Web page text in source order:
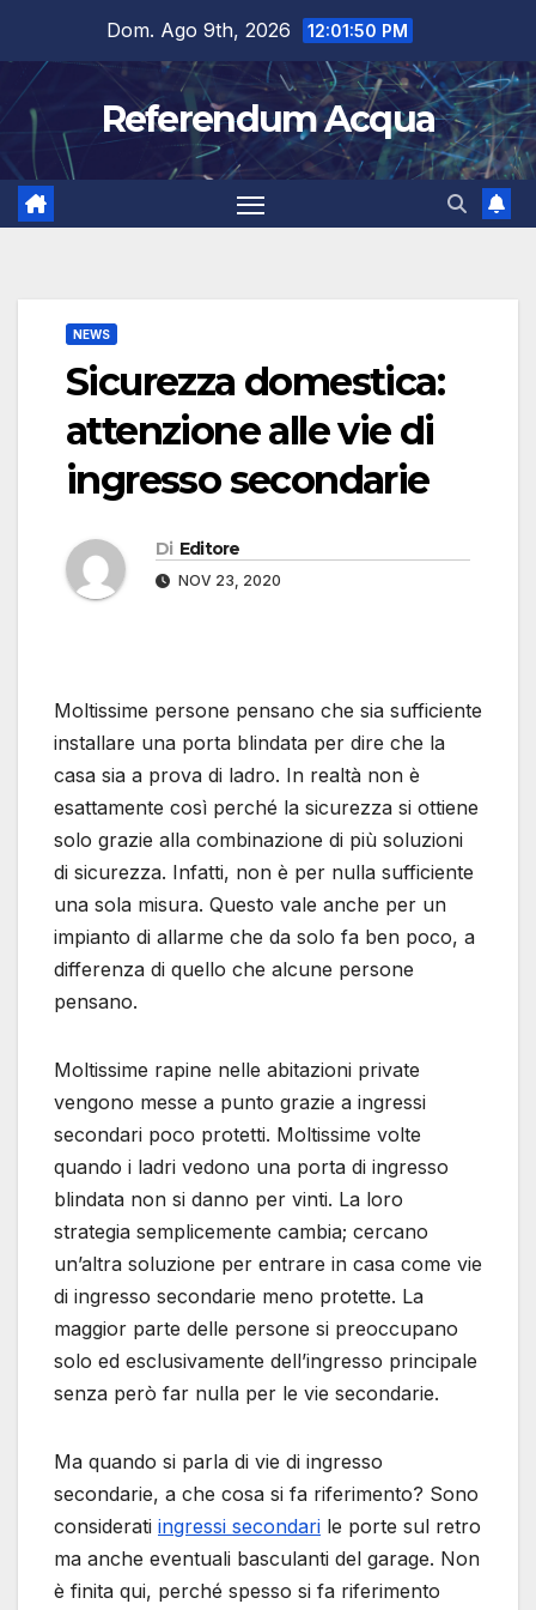
contenuto
Dom. Ago 9th, 2026 12:01:51 PM
Referendum Acqua
NEWS
Sicurezza domestica:
attenzione alle vie di
ingresso secondarie
Di Editore
NOV 23, 2020
Moltissime persone pensano che sia sufficiente
installare una porta blindata per dire che la
casa sia a prova di ladro. In realtà non è
esattamente così perché la sicurezza si ottiene
solo grazie alla combinazione di più soluzioni
di sicurezza. Infatti, non è per nulla sufficiente
una sola misura. Questo vale anche per un
impianto di allarme che da solo fa ben poco, a
differenza di quello che alcune persone
pensano.
Moltissime rapine nelle abitazioni private
vengono messe a punto grazie a ingressi
secondari poco protetti. Moltissime volte
quando i ladri vedono una porta di ingresso
blindata non si danno per vinti. La loro
strategia semplicemente cambia; cercano
un’altra soluzione per entrare in casa come vie
di ingresso secondarie meno protette. La
maggior parte delle persone si preoccupano
solo ed esclusivamente dell’ingresso principale
senza però far nulla per le vie secondarie.
Ma quando si parla di vie di ingresso
secondarie, a che cosa si fa riferimento? Sono
considerati ingressi secondari le porte sul retro
ma anche eventuali basculanti del garage. Non
è finita qui, perché spesso si fa riferimento